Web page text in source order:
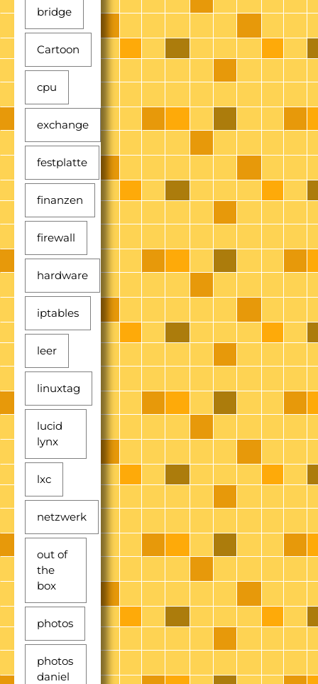
bridge
Cartoon
cpu
exchange
festplatte
finanzen
firewall
hardware
iptables
leer
linuxtag
lucid
lynx
lxc
netzwerk
out of
the
box
photos
photos
daniel